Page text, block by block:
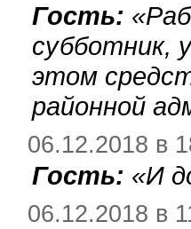
Гость: «
субботник,
этом
районной
06.12.2018 в
Гость: «И
06.12.2018 в